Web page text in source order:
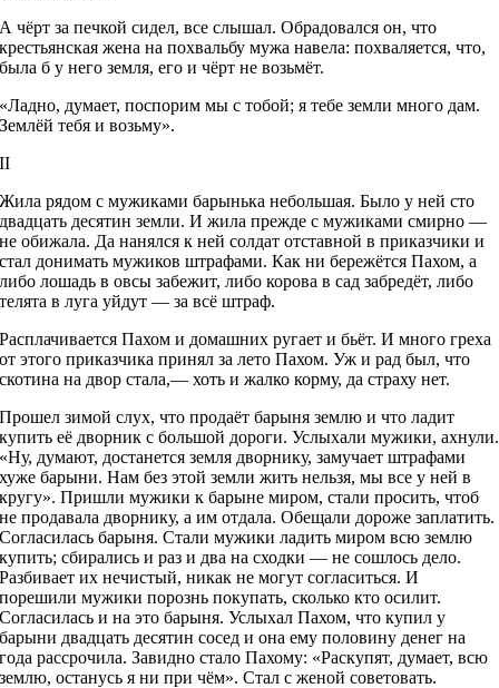
А чёрт за печкой сидел, все слышал. Обрадовался он, что
крестьянская жена на похвальбу мужа навела: похваляется, что,
была б у него земля, его и чёрт не возьмёт.
«Ладно, думает, поспорим мы с тобой; я тебе земли много дам.
Землёй тебя и возьму».
II
Жила рядом с мужиками барынька небольшая. Было у ней сто
двадцать десятин земли. И жила прежде с мужиками смирно —
не обижала. Да нанялся к ней солдат отставной в приказчики и
стал донимать мужиков штрафами. Как ни бережётся Пахом, а
либо лошадь в овсы забежит, либо корова в сад забредёт, либо
телята в луга уйдут — за всё штраф.
Расплачивается Пахом и домашних ругает и бьёт. И много греха
от этого приказчика принял за лето Пахом. Уж и рад был, что
скотина на двор стала,— хоть и жалко корму, да страху нет.
Прошел зимой слух, что продаёт барыня землю и что ладит
купить её дворник с большой дороги. Услыхали мужики, ахнули.
«Ну, думают, достанется земля дворнику, замучает штрафами
хуже барыни. Нам без этой земли жить нельзя, мы все у ней в
кругу». Пришли мужики к барыне миром, стали просить, чтоб
не продавала дворнику, а им отдала. Обещали дороже заплатить.
Согласилась барыня. Стали мужики ладить миром всю землю
купить; сбирались и раз и два на сходки — не сошлось дело.
Разбивает их нечистый, никак не могут согласиться. И
порешили мужики порознь покупать, сколько кто осилит.
Согласилась и на это барыня. Услыхал Пахом, что купил у
барыни двадцать десятин сосед и она ему половину денег на
года рассрочила. Завидно стало Пахому: «Раскупят, думает, всю
землю, останусь я ни при чём». Стал с женой советовать.